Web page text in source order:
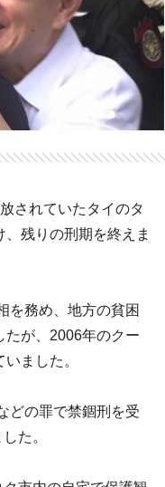
されていたタイのタ
残りの刑期を終えま
を務め、地方の貧困
たが、2006年のクー
ました。
どの罪で禁錮刑を受
た。